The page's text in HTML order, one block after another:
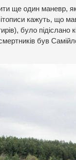
ще один маневр,
кажуть, що
було
був